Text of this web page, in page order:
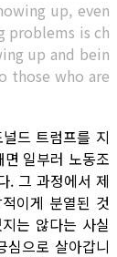
up, even
problems is ch
up and bein
those who are
드 트럼프를 지
일부러 노동조
. 그 과정에서 제
이게 분열된 것
는 않다는 사실
으로 살아갑니